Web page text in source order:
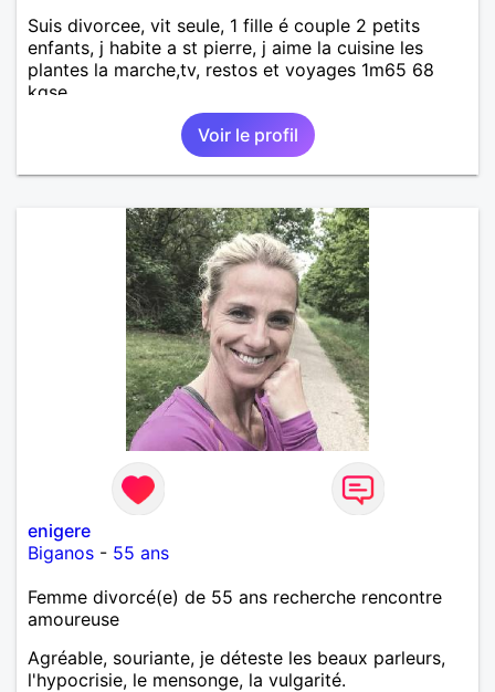
Suis divorcee, vit seule, 1 fille é couple 2 petits
enfants, j habite a st pierre, j aime la cuisine les
plantes la marche,tv, restos et voyages 1m65 68
kgse
Voir le profil
enigere
Biganos - 55 ans
Femme divorcé(e) de 55 ans recherche rencontre
amoureuse
Agréable, souriante, je déteste les beaux parleurs,
l'hypocrisie, le mensonge, la vulgarité.